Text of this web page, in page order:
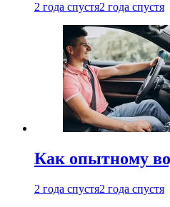
2 года спустя2 года спустя
Как опытному
2 года спустя2 года спустя